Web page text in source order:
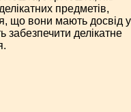
предметів,
що вони мають досвід у
забезпечити делікатне